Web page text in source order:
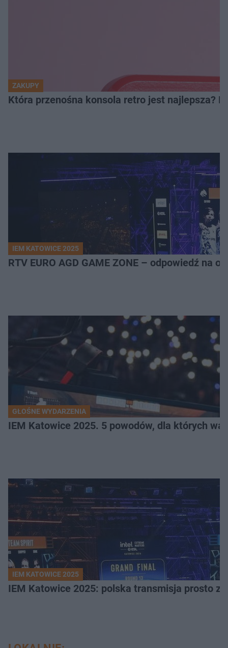
ZAKUPY
Która przenośna konsola retro jest najlepsza?
IEM KATOWICE 2025
RTV EURO AGD GAME ZONE – odpowiedź na
GŁOŚNE WYDARZENIA
IEM Katowice 2025. 5 powodów, dla których
IEM KATOWICE 2025
IEM Katowice 2025: polska transmisja prosto